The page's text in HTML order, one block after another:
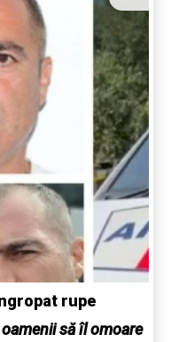
rupe
să îl omoare